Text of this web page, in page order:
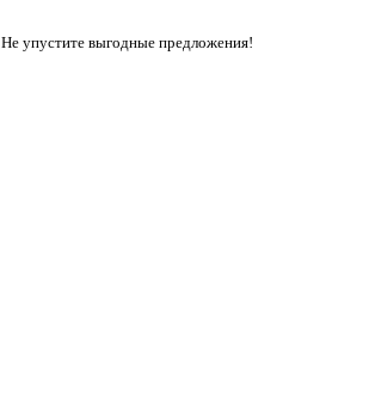
Не упустите выгодные предложения!